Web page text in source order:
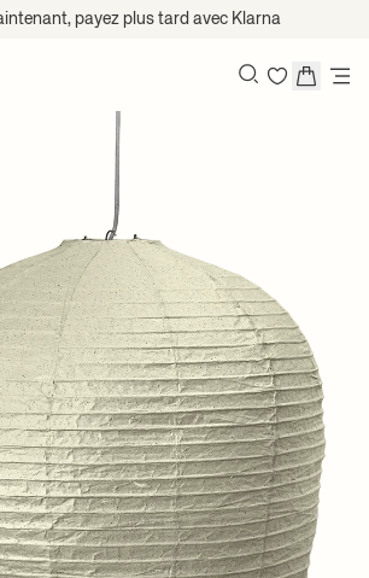
payez plus tard avec Klarna